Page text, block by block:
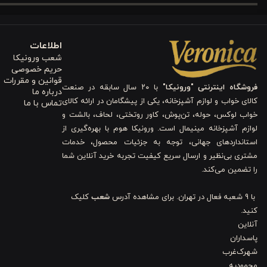
آرامش و طراوت را به اتاق منتقل می‌کند و فضایی ایده‌آل برای
می‌شود اتاق دلبازتر و جذاب‌تر به نظر برسد.
۲. طراحی دو رو برای انعطاف‌پذیری در چیدمان
یکی از ویژگی‌های متمایز کاور لحافدو رو بودن آناست؛ یک طرف ساده و
و هر بار تجربه‌ای تازه از چیدمان داشته باشید. این طراحی باعث
تخت خود را به‌طور کامل تغییر دهید.همچنین این ویژگی امکان ترکیب با
کاور لحاف دونفره
راحتی و نرمی را احساس کند و خوابی آرام و بدون تعریق داشته باشید.
در برابر شستشو دارد، بنابراین شما می‌توانید با خیال راحت از آن برای
فروشگاه اینترنتی "ورونیکا"
با ۲۰ سال سابقه در صنعت
کالای خواب و لوازم آشپزخانه، یکی از پیشگامان در ارائه کالای
خواب لوکس، حوله، تن‌پوش، کاور روتختی، لحاف، بالشت و
لوازم آشپزخانه مینیمال است. ورونیکا هوم با بهره‌گیری از
استانداردهای جهانی، توجه به جزئیات محصول، خدمات
مشتری بی‌نظیر و ارسال سریع کیفیت تجربه خرید آنلاین شما
را تضمین می‌کند.
با 9 شعبه فعال در تهران. برای مشاهده آدرس شعب کلیک
کنید.
آنلاین
پاسداران
شهرک‌غرب
اطلاعات
شعب ورونیکا
حریم خصوصی
قوانین و مقررات
درباره ما
تماس با ما